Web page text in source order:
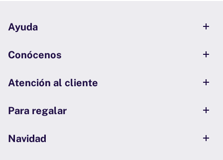
Ayuda
Conócenos
Atención al cliente
Para regalar
Navidad